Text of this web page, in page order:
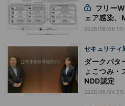
ェア感染
2026/08/06
セキュリティ
ダークパタ
ょこつみ・
NDD認定
2026/08/04